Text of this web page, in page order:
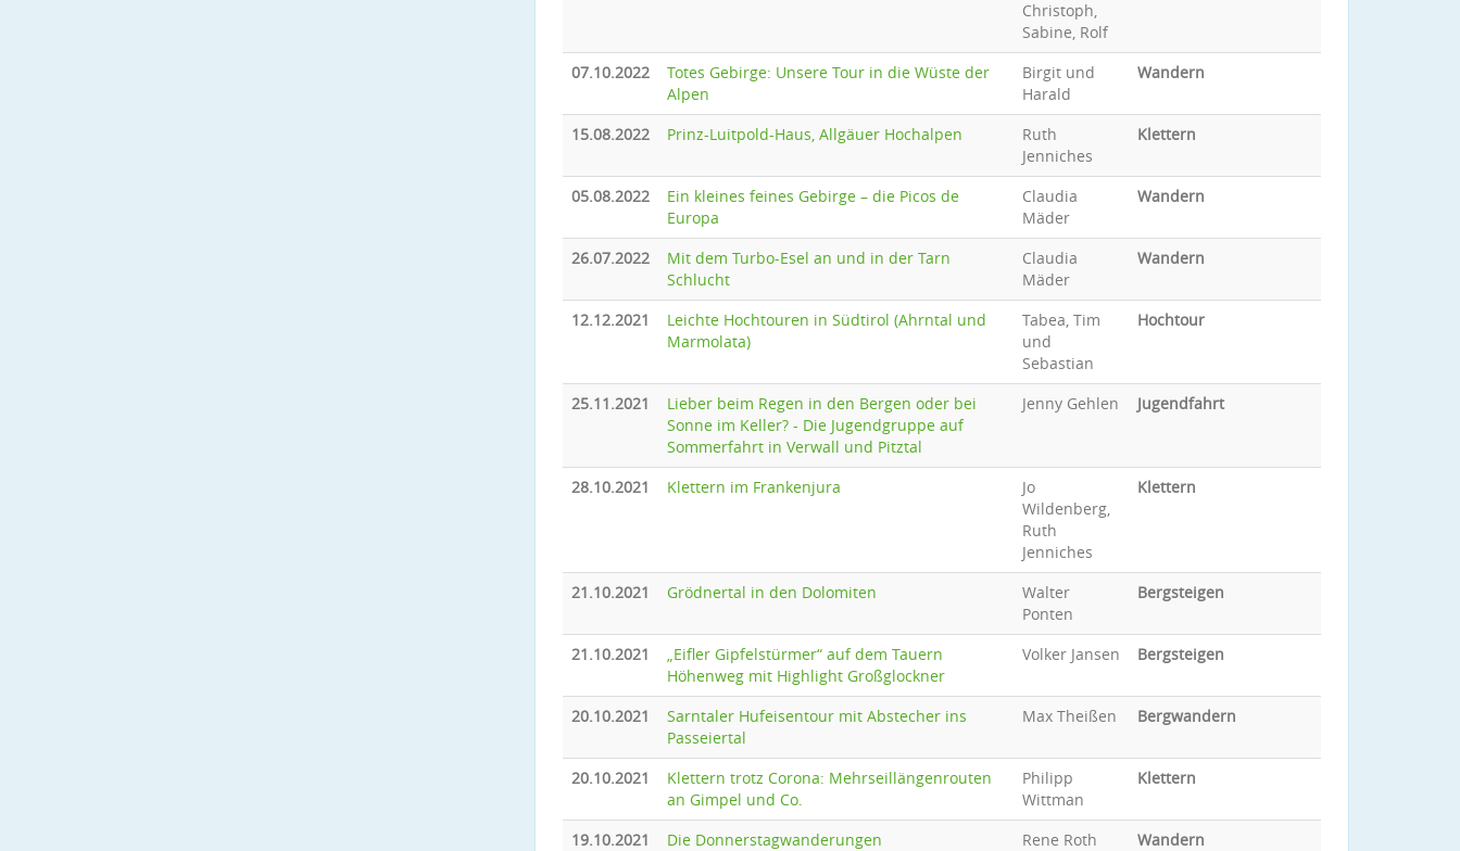
Christoph,
Sabine, Rolf
07.10.2022
Totes Gebirge: Unsere Tour in die Wüste der
Alpen
Birgit und
Harald
Wandern
15.08.2022 Prinz-Luitpold-Haus, Allgäuer Hochalpen
Ruth
Jenniches
Klettern
05.08.2022
Ein kleines feines Gebirge – die Picos de
Europa
Claudia
Mäder
Wandern
26.07.2022
Mit dem Turbo-Esel an und in der Tarn
Schlucht
Claudia
Mäder
Wandern
12.12.2021
Leichte Hochtouren in Südtirol (Ahrntal und
Marmolata)
Tabea, Tim
und
Sebastian
Hochtour
25.11.2021
Lieber beim Regen in den Bergen oder bei
Sonne im Keller? - Die Jugendgruppe auf
Sommerfahrt in Verwall und Pitztal
Jenny Gehlen Jugendfahrt
28.10.2021 Klettern im Frankenjura
Jo
Wildenberg,
Ruth
Jenniches
Klettern
21.10.2021 Grödnertal in den Dolomiten
Walter
Ponten
Bergsteigen
21.10.2021
„Eifler Gipfelstürmer“ auf dem Tauern
Höhenweg mit Highlight Großglockner
Volker Jansen Bergsteigen
20.10.2021
Sarntaler Hufeisentour mit Abstecher ins
Passeiertal
Max Theißen Bergwandern
20.10.2021
Klettern trotz Corona: Mehrseillängenrouten
an Gimpel und Co.
Philipp
Wittman
Klettern
19.10.2021 Die Donnerstagwanderungen Rene Roth
Wandern